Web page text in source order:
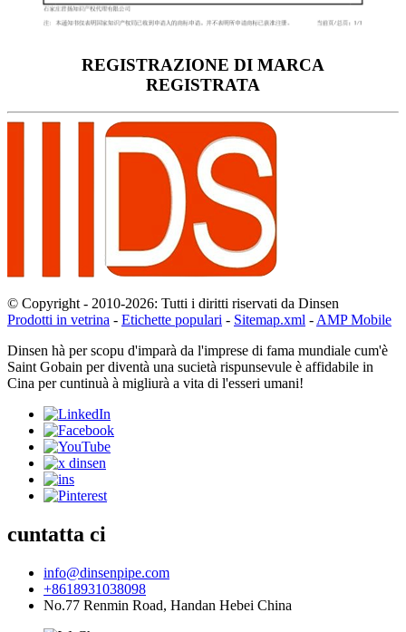
REGISTRAZIONE DI MARCA
REGISTRATA
© Copyright - 2010-2026: Tutti i diritti riservati da Dinsen
Prodotti in vetrina - Etichette populari - Sitemap.xml - AMP Mobile
Dinsen hà per scopu d'imparà da l'imprese di fama mundiale cum'è
Saint Gobain per diventà una sucietà rispunsevule è affidabile in
Cina per cuntinuà à migliurà a vita di l'esseri umani!
cuntatta ci
info@dinsenpipe.com
+8618931038098
No.77 Renmin Road, Handan Hebei China